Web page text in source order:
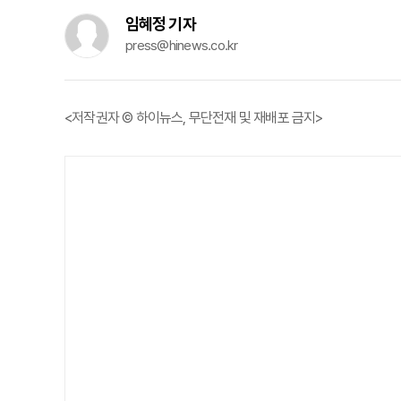
임혜정 기자
press@hinews.co.kr
<저작권자 © 하이뉴스, 무단전재 및 재배포 금지>